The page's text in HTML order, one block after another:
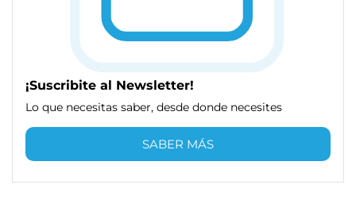
¡Suscribite al Newsletter!
Lo que necesitas saber, desde donde necesites
SABER MÁS